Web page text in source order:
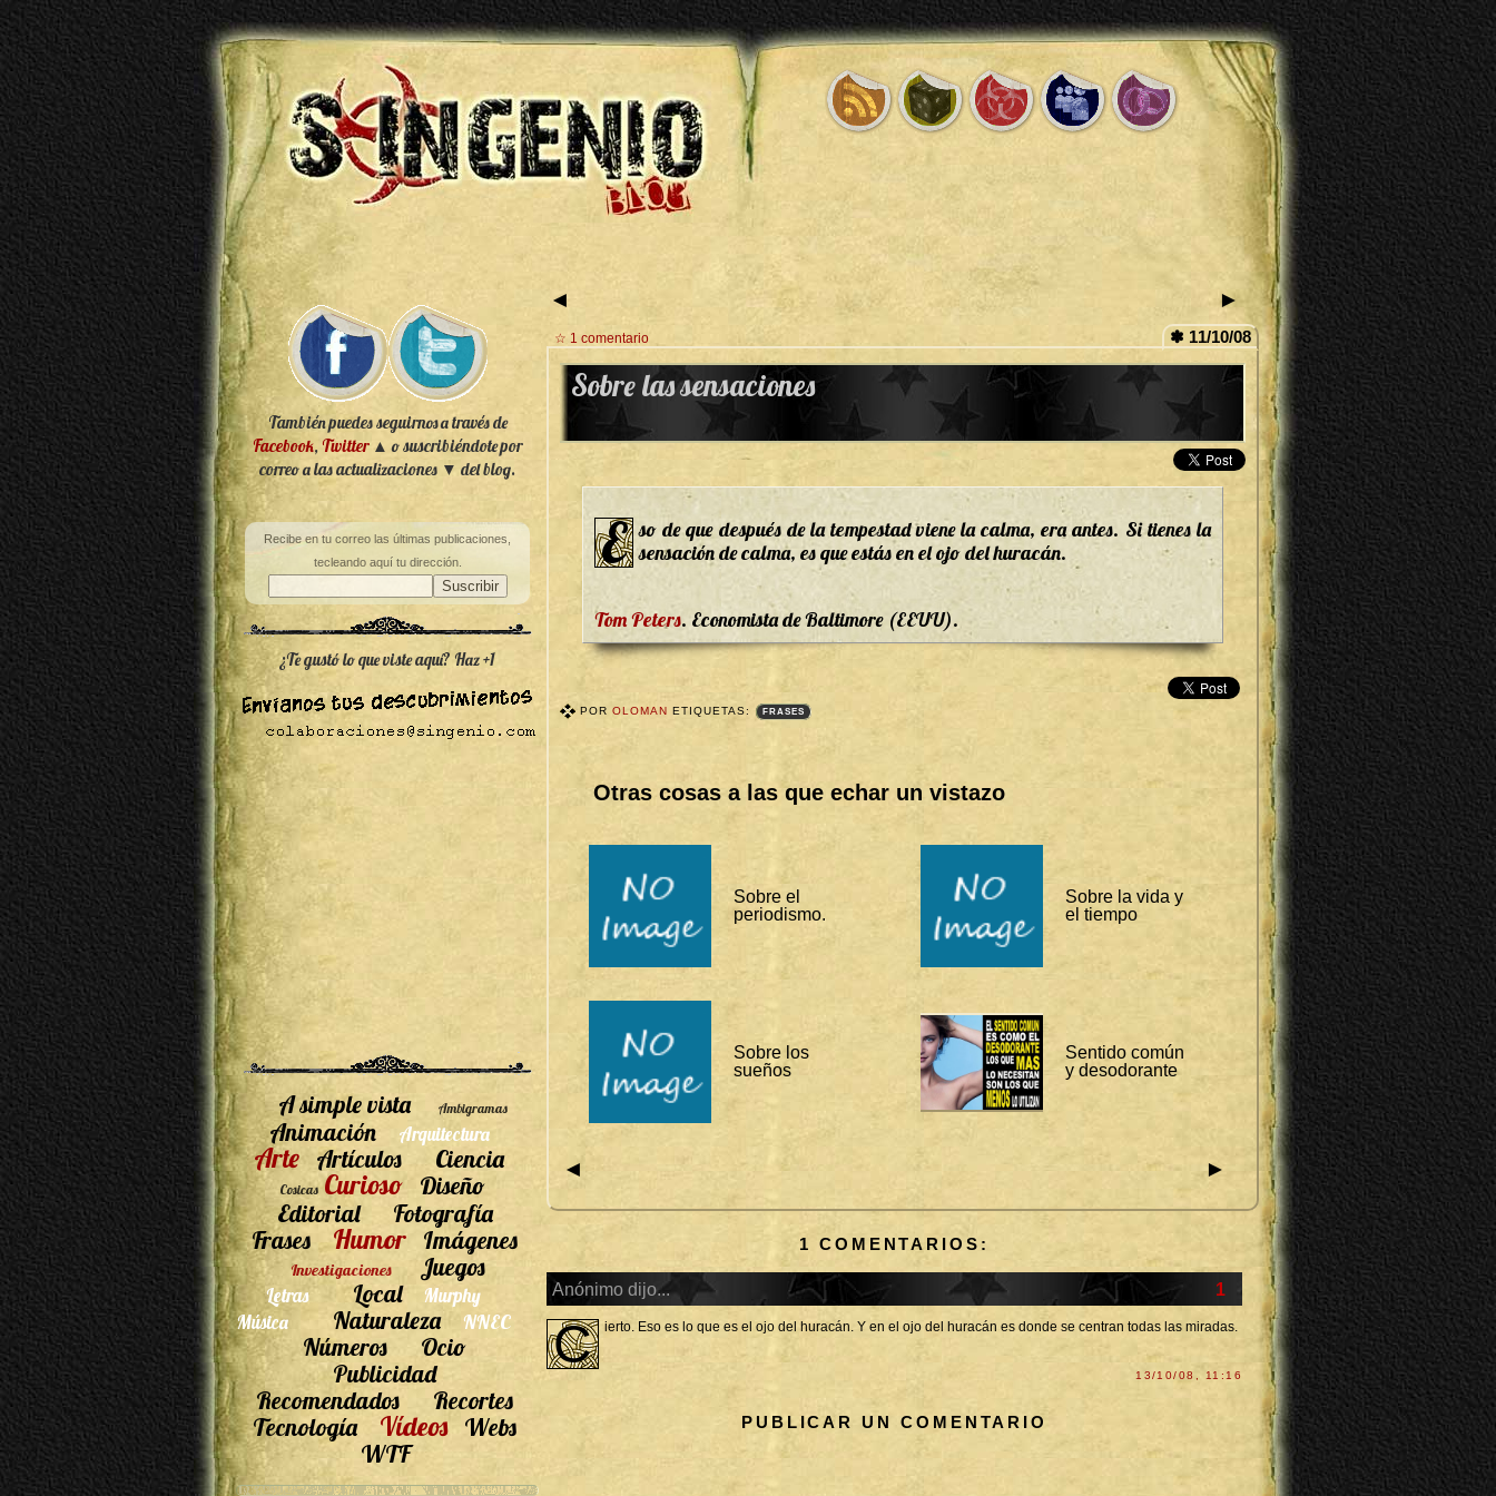
◄ ►
✽ 11/10/08
☆ 1 comentario
Sobre las sensaciones
E so de que después de la tempestad viene la calma, era antes. Si tienes la
sensación de calma, es que estás en el ojo del huracán.
Tom Peters. Economista de Baltimore (EEUU).
POROLOMANETIQUETAS: FRASES
Otras cosas a las que echar un vistazo
Sobre el
periodismo.
Sobre la vida y
el tiempo
Sobre los
sueños
Sentido común
y desodorante
◄ ►
1 COMENTARIOS:
Anónimo dijo... 1
C ierto. Eso es lo que es el ojo del huracán. Y en el ojo del huracán es donde se centran todas las miradas.
13/10/08, 11:16
PUBLICAR UN COMENTARIO
También puedes seguirnos a través de
Facebook,Twitter▲ o suscribiéndote por
correo a las actualizaciones ▼ del blog.
Recibe en tu correo las últimas publicaciones,
tecleando aquí tu dirección.
¿Te gustó lo que viste aquí? Haz +1
A simple vista Ambigramas
Animación Arquitectura
Arte Artículos Ciencia
Cosicas Curioso
Diseño
Editorial
Fotografía
Frases
Humor Imágenes
Investigaciones Juegos
Letras Local
Murphy
Música
Naturaleza NNEC
Números
Ocio
Publicidad
Recomendados
Recortes
Tecnología
Vídeos Webs
WTF